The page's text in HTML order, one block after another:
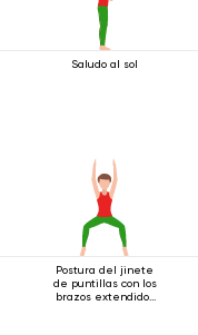
Saludo al sol
Postura del jinete
de puntillas con los
brazos extendidos